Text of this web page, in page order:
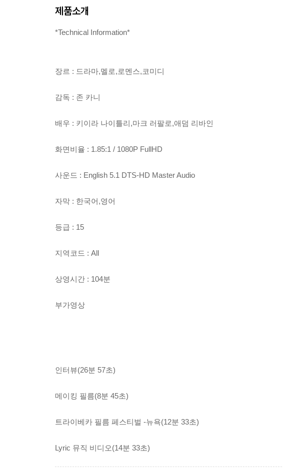
제품소개
*Technical Information*
장르 : 드라마,멜로,로멘스,코미디
감독 : 존 카니
배우 : 키이라 나이틀리,마크 러팔로,애덤 리바인
화면비율 : 1.85:1 / 1080P FullHD
사운드 : English 5.1 DTS-HD Master Audio
자막 : 한국어,영어
등급 : 15
지역코드 : All
상영시간 : 104분
부가영상
인터뷰(26분 57초)
메이킹 필름(8분 45초)
트라이베카 필름 페스티벌 -뉴욕(12분 33초)
Lyric 뮤직 비디오(14분 33초)